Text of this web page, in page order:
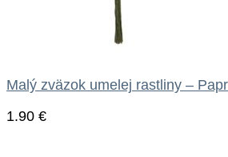
Malý zväzok umelej rastliny –
1.90 €